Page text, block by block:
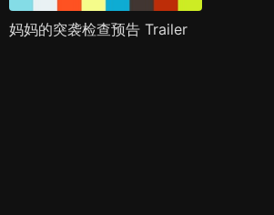
妈妈的突袭检查预告 Trailer